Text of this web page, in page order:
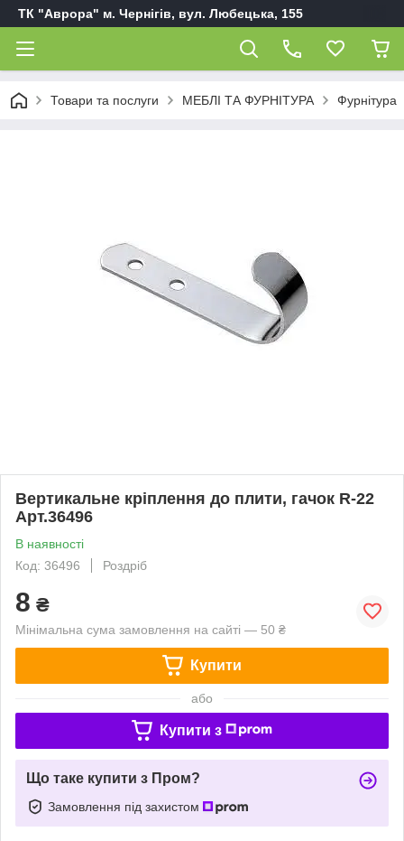
ТК "Аврора" м. Чернігів, вул. Любецька, 155
Товари та послуги МЕБЛІ ТА ФУРНІТУРА Фурнітура
Вертикальне кріплення до плити, гачок R-22
Арт.36496
В наявності
Код: 36496
Роздріб
8 ₴
Мінімальна сума замовлення на сайті — 50 ₴
Купити
або
Купити з
Що таке купити з Пром?
Замовлення під захистом